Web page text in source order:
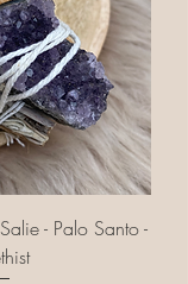
- Palo Santo -